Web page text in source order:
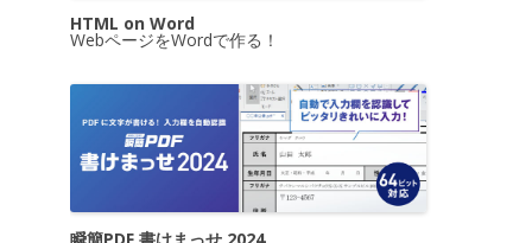
HTML on Word
WebページをWordで作る！